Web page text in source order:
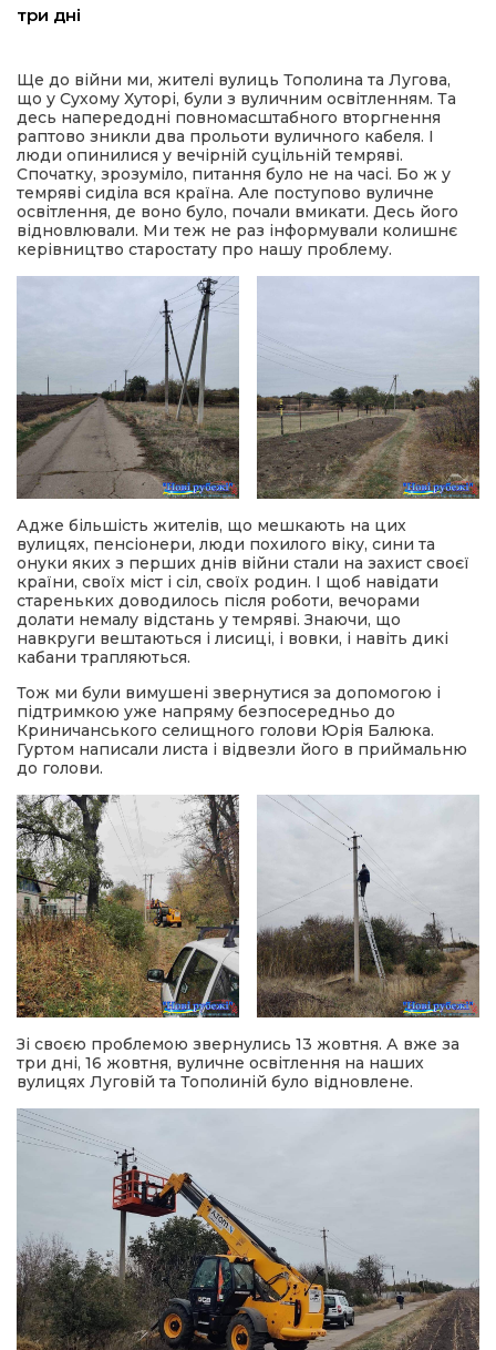
Відповідаємо
три дні
Ще до війни ми, жителі вулиць Тополина та Лугова,
що у Сухому Хуторі, були з вуличним освітленням. Та
десь напередодні повномасштабного вторгнення
раптово зникли два прольоти вуличного кабеля. І
люди опинилися у вечірній суцільній темряві.
Спочатку, зрозуміло, питання було не на часі. Бо ж у
темряві сиділа вся країна. Але поступово вуличне
освітлення, де воно було, почали вмикати. Десь його
відновлювали. Ми теж не раз інформували колишнє
керівництво старостату про нашу проблему.
Адже більшість жителів, що мешкають на цих
вулицях, пенсіонери, люди похилого віку, сини та
онуки яких з перших днів війни стали на захист своєї
країни, своїх міст і сіл, своїх родин. І щоб навідати
стареньких доводилось після роботи, вечорами
долати немалу відстань у темряві. Знаючи, що
навкруги вештаються і лисиці, і вовки, і навіть дикі
кабани трапляються.
Тож ми були вимушені звернутися за допомогою і
підтримкою уже напряму безпосередньо до
Криничанського селищного голови Юрія Балюка.
Гуртом написали листа і відвезли його в приймальню
до голови.
Зі своєю проблемою звернулись 13 жовтня. А вже за
три дні, 16 жовтня, вуличне освітлення на наших
вулицях Луговій та Тополиній було відновлене.